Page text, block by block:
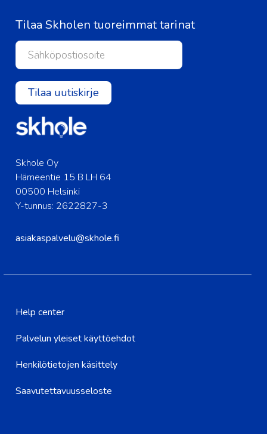
Skhole Oy
Hämeentie 15 B LH 64
00500 Helsinki
Y-tunnus: 2622827-3
asiakaspalvelu@skhole.fi
Tilaa Skholen tuoreimmat tarinat
Tilaa uutiskirje
Help center
Palvelun yleiset käyttöehdot
Henkilötietojen käsittely
Saavutettavuusseloste